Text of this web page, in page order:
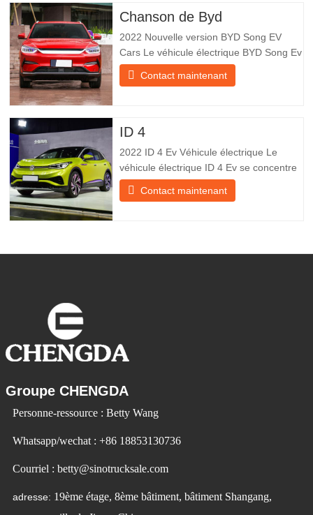
Chanson de Byd
2022 Nouvelle version BYD Song EV
Cars Le véhicule électrique BYD Song Ev
se concentre sur l’expérience client et le
développement de produits pour
populaires. BYD Song Ev Electric Vehicle
Contact maintenant
ID 4
2022 ID 4 Ev Véhicule électrique Le
véhicule électrique ID 4 Ev se concentre
sur l’expérience client et le
développement de produits pour
Contact maintenant
Groupe CHENGDA
Personne-ressource : Betty Wang
Whatsapp/wechat : +86 18853130736
Courriel : betty@sinotrucksale.com
adresse: 19ème étage, 8ème bâtiment, bâtiment Shangang,